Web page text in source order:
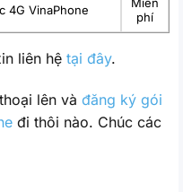
4G VinaPhone
phí
liên hệ tại đây.
lên và đăng ký gói
đi thôi nào. Chúc các